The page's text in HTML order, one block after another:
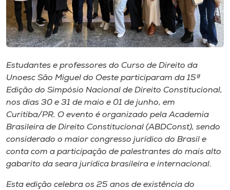
CPA
Biblioteca
Editora
Rádio
Museu
Unoesc
Store
Estudantes e professores do Curso de Direito da
Unoesc São Miguel do Oeste participaram da 15ª
Edição do Simpósio Nacional de Direito Constitucional,
nos dias 30 e 31 de maio e 01 de junho, em
Curitiba/PR. O evento é organizado pela Academia
Brasileira de Direito Constitucional (ABDConst), sendo
considerado o maior congresso jurídico do Brasil e
conta com a participação de palestrantes do mais alto
gabarito da seara jurídica brasileira e internacional.
Esta edição celebra os 25 anos de existência do